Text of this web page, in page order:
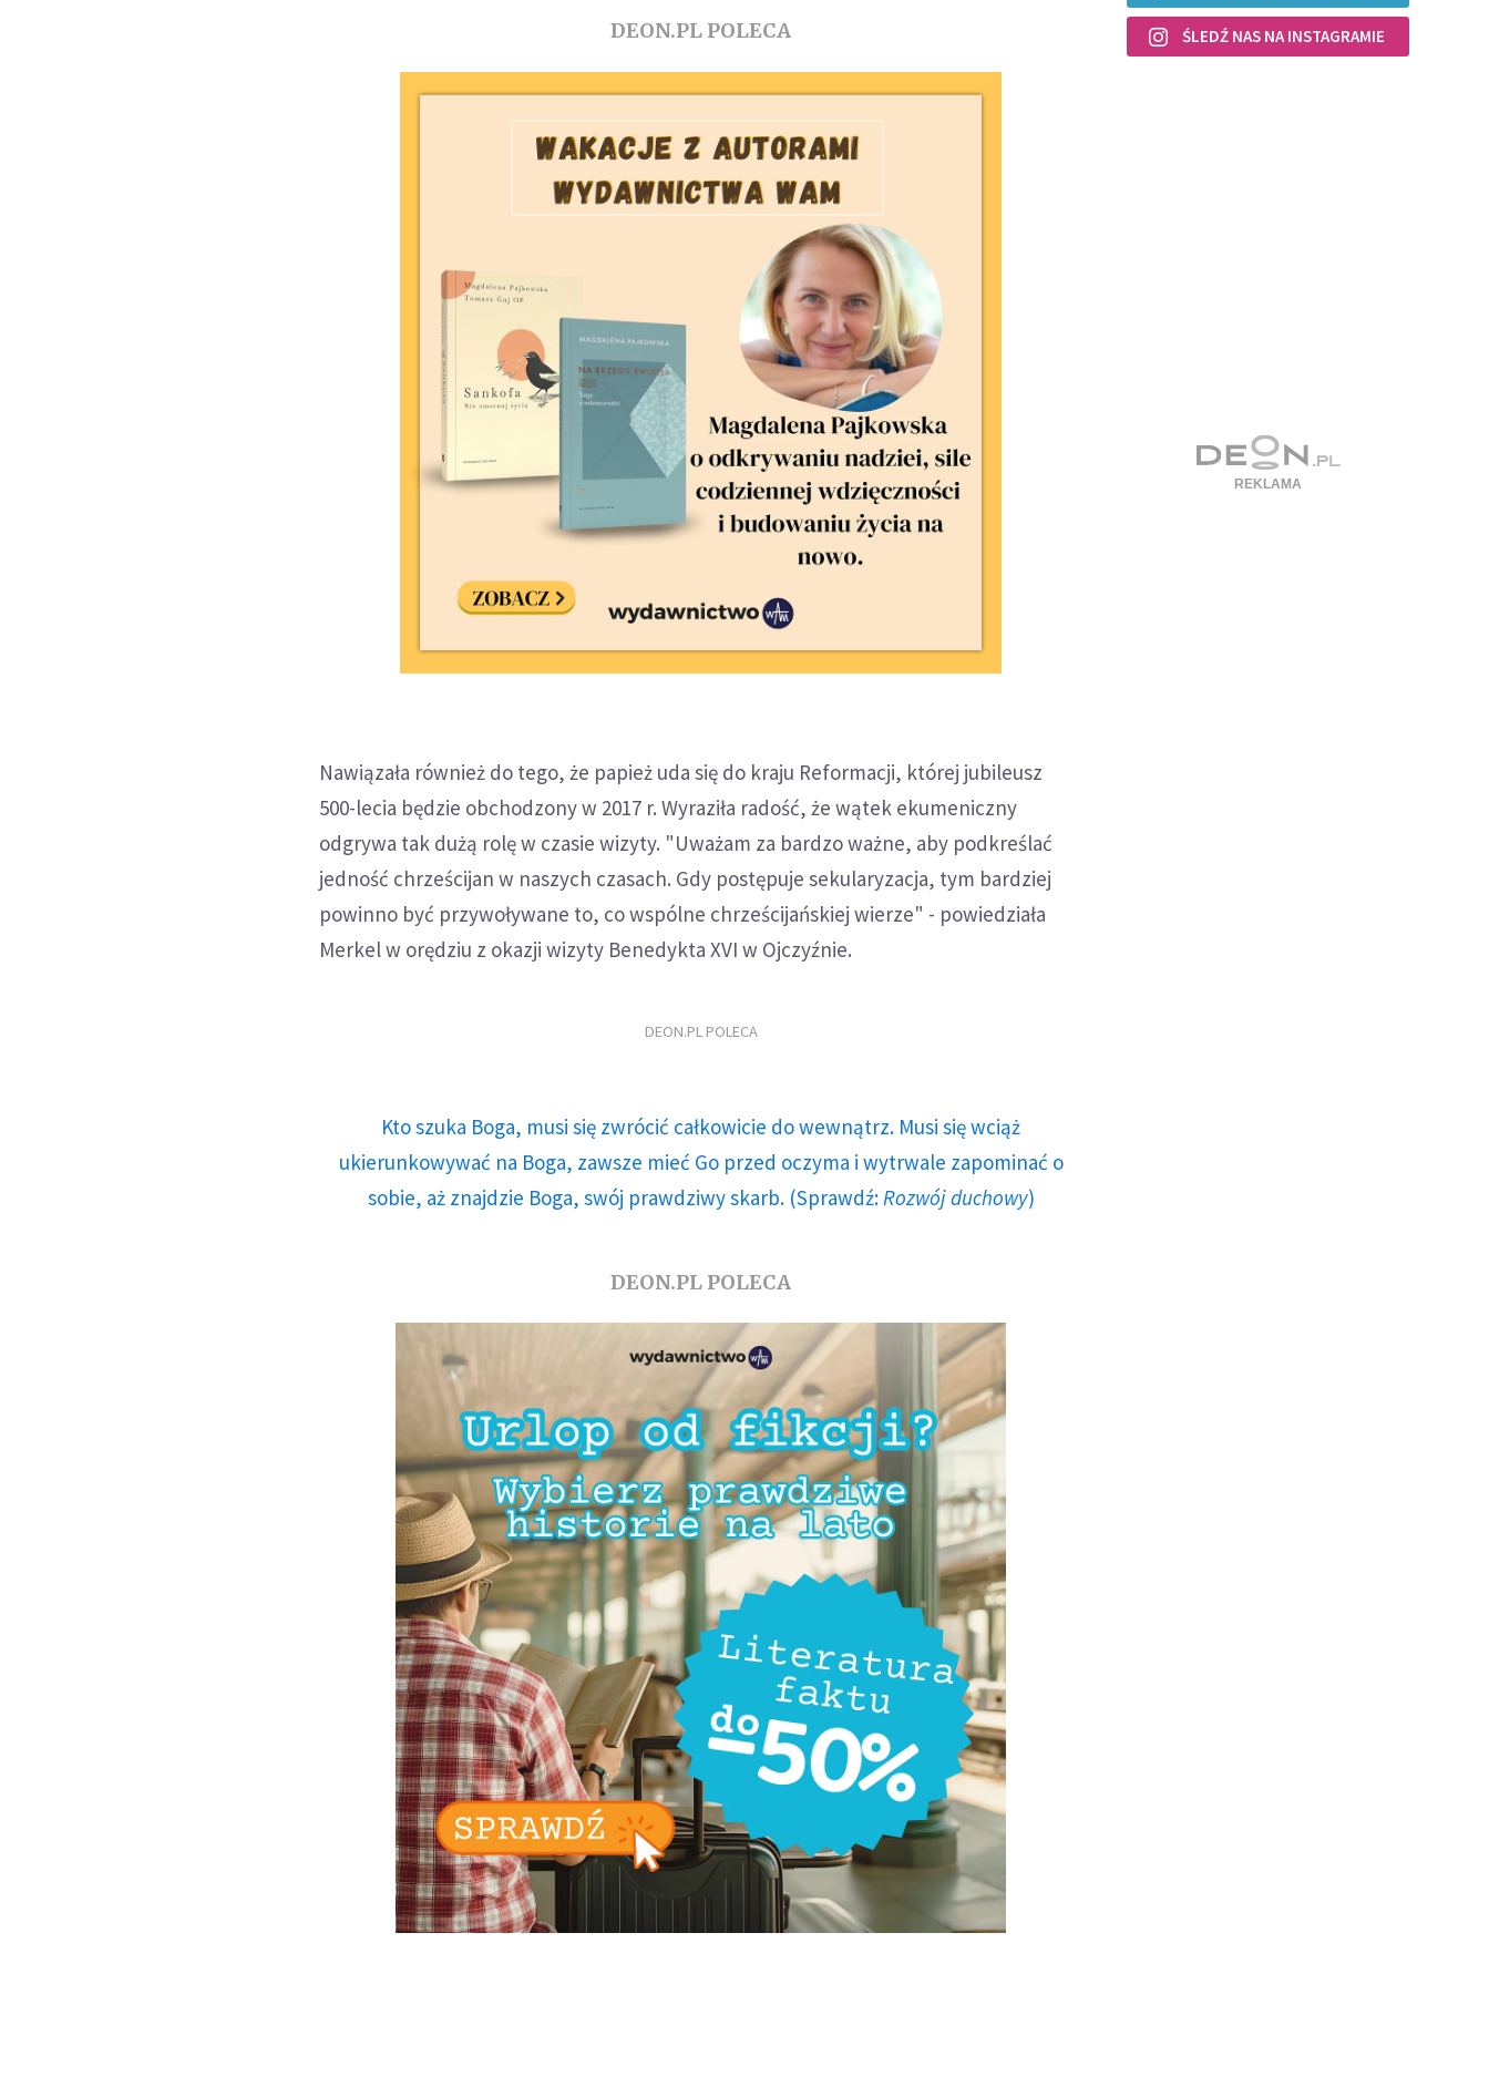
DEON.PL POLECA
Nawiązała również do tego, że papież uda się do kraju Reformacji, której jubileusz
500-lecia będzie obchodzony w 2017 r. Wyraziła radość, że wątek ekumeniczny
odgrywa tak dużą rolę w czasie wizyty. "Uważam za bardzo ważne, aby podkreślać
jedność chrześcijan w naszych czasach. Gdy postępuje sekularyzacja, tym bardziej
powinno być przywoływane to, co wspólne chrześcijańskiej wierze" - powiedziała
Merkel w orędziu z okazji wizyty Benedykta XVI w Ojczyźnie.
DEON.PL POLECA
Kto szuka Boga, musi się zwrócić całkowicie do wewnątrz. Musi się wciąż
ukierunkowywać na Boga, zawsze mieć Go przed oczyma i wytrwale zapominać o
sobie, aż znajdzie Boga, swój prawdziwy skarb. (Sprawdź: Rozwój duchowy)
DEON.PL POLECA
ŚLEDŹ NAS NA INSTAGRAMIE